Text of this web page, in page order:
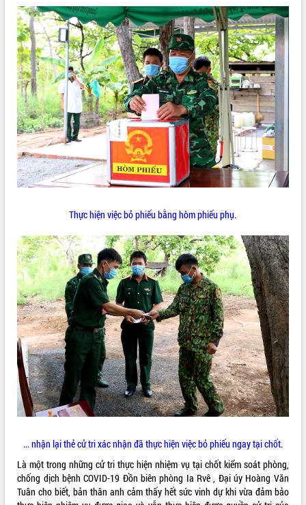
Thường trực HĐND tỉnh Đắk Lắk gặp
mặt Đoàn chuyên gia y tế TP. Hồ Chí
Minh
Lễ truy điệu và an táng hài cốt liệt sĩ
tại Nghĩa trang Liệt sĩ xã Sơn Hòa
Bàn giải pháp tháo gỡ khó khăn trong
xuất khẩu sầu riêng và triển khai quy
định EUDR
Thứ trưởng Bộ Nông nghiệp và Môi
trường Nguyễn Hoàng Hiệp khảo sát
vùng trồng và doanh nghiệp đóng gói
sầu riêng tại Đắk Lắk
Trình diễn nghệ thuật chế biến các
Đắk Lắk công bố Quy hoạch và xúc
tiến đầu tư tỉnh
Ngành cá ngừ Đắk Lắk chủ động thích
ứng để giữ vững thị trường xuất khẩu
Diễn đàn Kinh tế tư nhân Việt Nam đột
phá cơ chế - Hợp tác công tư
Đề án 06 tạo bước ngoặt đột phá trong
cải cách hành chính tỉnh Đắk Lắk
Kết nối tour, đẩy mạnh chuyển đổi số
để phát triển du lịch Đắk Lắk
Khởi động Dự án Đầu tư xây dựng hạ
tầng kỹ thuật Cụm công nghiệp Tân
Tiến
Gặp mặt các cơ quan báo chí nhân Kỷ
mạng Việt Nam
Đắk Lắk sơ kết 4 năm triển khai thực
hiện Đề án 06 của Chính phủ
Họp báo thông tin về Hội nghị Công bố
THỐNG KÊ TRUY CẬP
Hôm nay: 3122
Tất cả: 66048445
Thực hiện việc bỏ phiếu bằng hòm phiếu phụ.
... nhận lại thẻ cử tri xác nhận đã thực hiện việc bỏ phiếu ngay tại chốt.
Là một trong những cử tri thực hiện nhiệm vụ tại chốt kiểm soát phòng,
chống dịch bệnh COVID-19 Đồn biên phòng Ia Rvê , Đại úy Hoàng Văn
Tuân cho biết, bản thân anh cảm thấy hết sức vinh dự khi vừa đảm bảo